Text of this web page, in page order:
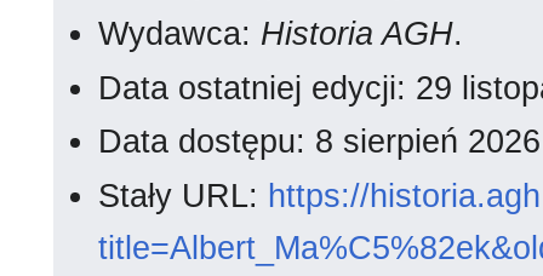
Wydawca: Historia AGH.
Data ostatniej edycji: 29
Data dostępu: 8 sierpień
Stały URL: https://